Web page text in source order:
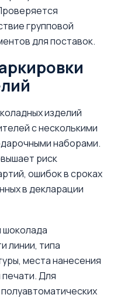
групповой
для поставок.
изделий
с несколькими
наборами.
риск
ошибок в сроках
в декларации
шоколада
линии, типа
места нанесения
Для